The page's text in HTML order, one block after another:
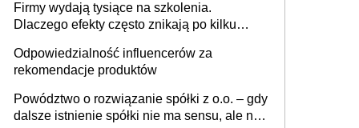
firmie
Firmy wydają tysiące na szkolenia.
Dlaczego efekty często znikają po kilku
Odpowiedzialność influencerów za
rekomendacje produktów
Powództwo o rozwiązanie spółki z o.o. – gdy
dalsze istnienie spółki nie ma sensu, ale nie